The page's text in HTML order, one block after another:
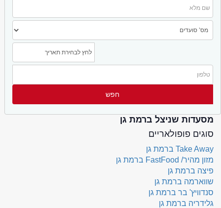
מסעדות שניצל ברמת גן
סוגים פופולאריים
Take Away ברמת גן
מזון מהיר/ FastFood ברמת גן
פיצה ברמת גן
שווארמה ברמת גן
סנדוויץ' בר ברמת גן
גלידריה ברמת גן